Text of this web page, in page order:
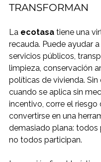
TRANSFORMAN
La ecotasa tiene una
recauda. Puede ayudar
servicios públicos,
limpieza, conservación
políticas de vivienda. Sin
cuando se aplica sin
incentivo, corre el riesgo
convertirse en una
demasiado plana: todos
no todos participan.